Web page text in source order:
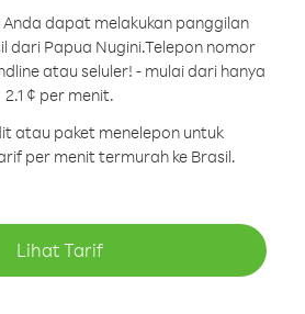
Anda dapat melakukan panggilan
dari Papua Nugini.Telepon nomor
atau seluler! - mulai dari hanya
2.1 ¢ per menit.
atau paket menelepon untuk
per menit termurah ke Brasil.
Lihat Tarif